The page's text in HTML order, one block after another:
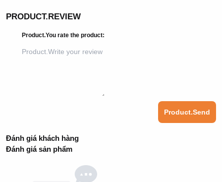
PRODUCT.REVIEW
Product.You rate the product:
Product.Send
Đánh giá khách hàng
Đánh giá sản phẩm